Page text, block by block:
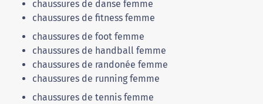
chaussures de danse femme
chaussures de fitness femme
chaussures de foot femme
chaussures de handball femme
chaussures de randonée femme
chaussures de running femme
chaussures de tennis femme